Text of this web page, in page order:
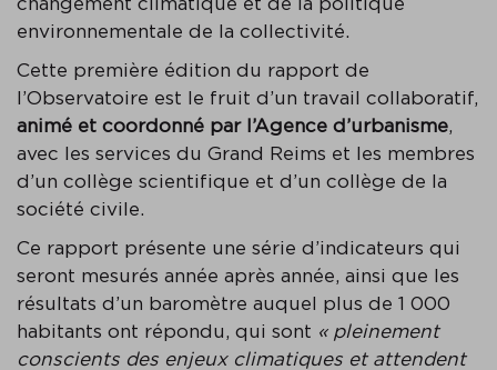
environnementale de la collectivité.
Cette première édition du rapport de
l’Observatoire est le fruit d’un travail collaboratif,
animé et coordonné par l’Agence d’urbanisme,
avec les services du Grand Reims et les membres
d’un collège scientifique et d’un collège de la
société civile.
Ce rapport présente une série d’indicateurs qui
seront mesurés année après année, ainsi que les
résultats d’un baromètre auquel plus de 1 000
habitants ont répondu, qui sont « pleinement
conscients des enjeux climatiques et attendent